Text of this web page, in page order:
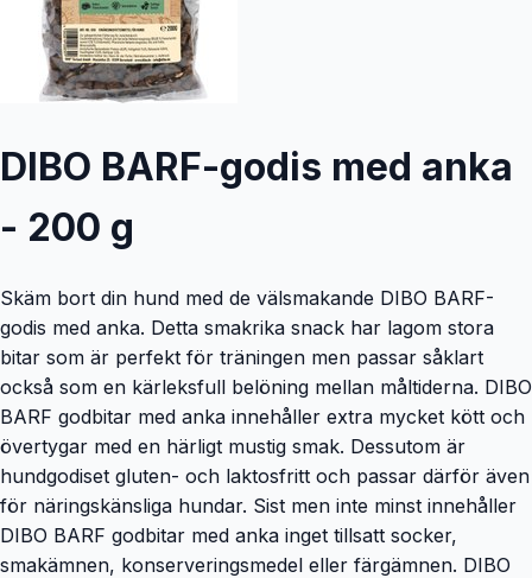
DIBO BARF-godis med anka
- 200 g
Skäm bort din hund med de välsmakande DIBO BARF-
godis med anka. Detta smakrika snack har lagom stora
bitar som är perfekt för träningen men passar såklart
också som en kärleksfull belöning mellan måltiderna. DIBO
BARF godbitar med anka innehåller extra mycket kött och
övertygar med en härligt mustig smak. Dessutom är
hundgodiset gluten- och laktosfritt och passar därför även
för näringskänsliga hundar. Sist men inte minst innehåller
DIBO BARF godbitar med anka inget tillsatt socker,
smakämnen, konserveringsmedel eller färgämnen. DIBO